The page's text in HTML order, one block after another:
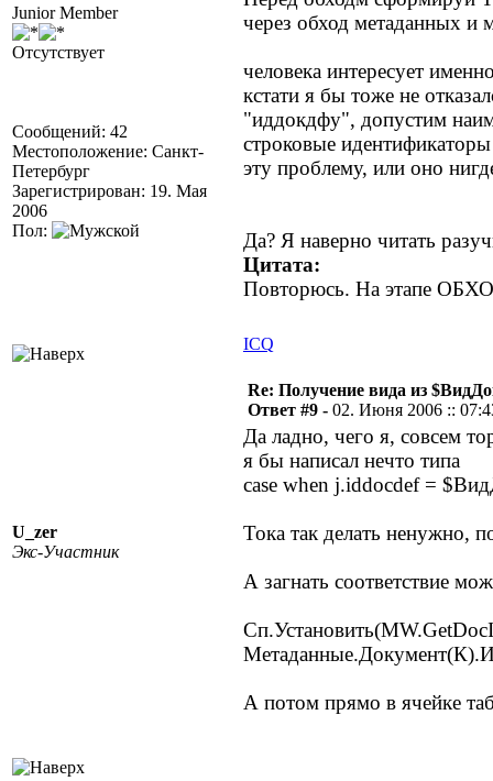
Junior Member
Отсутствует
Сообщений: 42
Местоположение: Санкт-
Петербург
Зарегистрирован: 19. Мая
2006
Пол:
через обход метаданных и
человека интересует
кстати я бы тоже не
"иддокдфу", допустим
строковые
эту проблему, или оно
Да? Я наверно читать
Цитата:
Повторюсь. На этапе
ICQ
U_zer
Экс-Участник
Re: Получение вида из
Ответ #9 - 02. Июня 2006 ::
Да ладно, чего я, совсем
я бы написал нечто типа
case when j.iddocdef =
Тока так делать ненужно,
А загнать соответствие
А потом прямо в ячейке